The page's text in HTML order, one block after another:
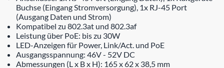
Buchse (Eingang Stromversorgung), 1x RJ-45 Port
(Ausgang Daten und Strom)
Kompatibel zu 802.3at und 802.3af
Leistung über PoE: bis zu 30W
LED-Anzeigen für Power, Link/Act. und PoE
Ausgangsspannung: 46V - 52V DC
Abmessungen (L x B x H): 165 x 62 x 38,5 mm